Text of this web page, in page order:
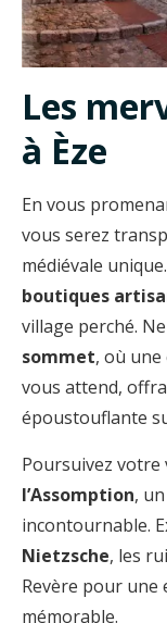
Les
à Èze
En vous
vous serez
médiévale
boutiques
village perché.
sommet, où
vous attend,
époustouflante
Poursuivez votre
l’Assomption,
incontournable.
Nietzsche, les
Revère pour une
mémorable.